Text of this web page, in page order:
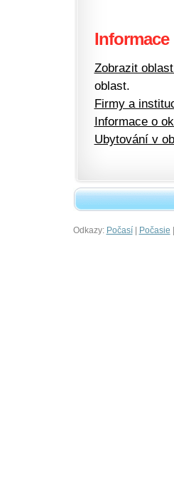
Informace
Zobrazit
oblast.
Firmy a
Informace o
Ubytování v
Odkazy: Počasí| Počasie |